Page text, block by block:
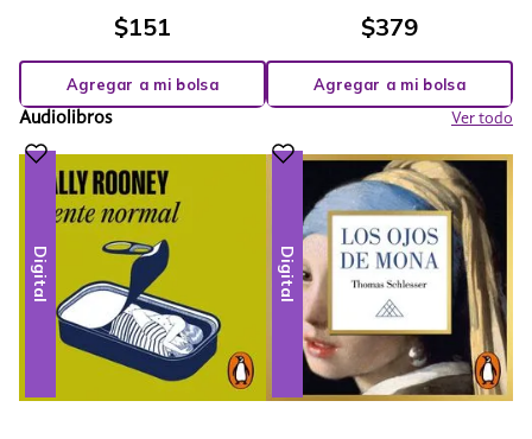
$151
Agregar a mi bolsa
$379
Agregar a mi bolsa
Audiolibros
Ver todo
Digital Digital